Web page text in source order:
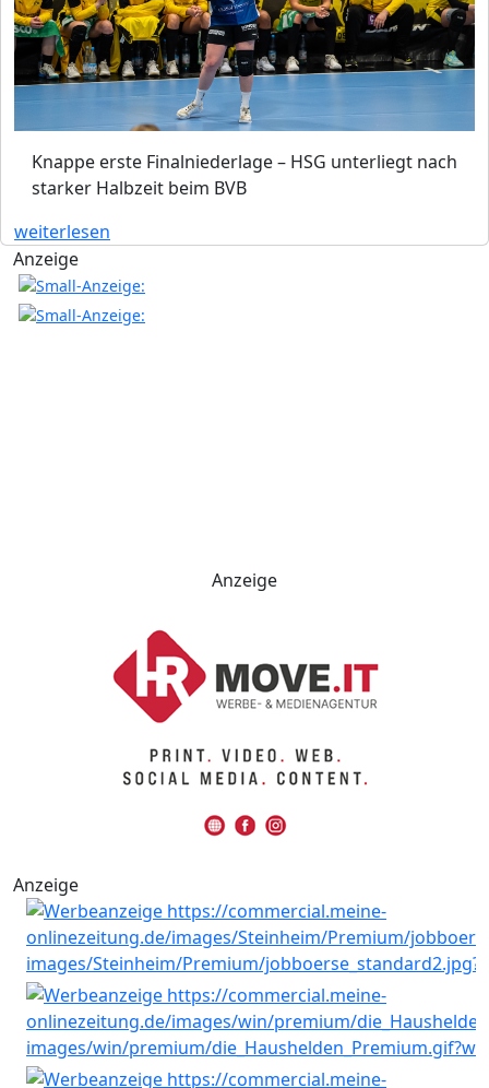
Knappe erste Finalniederlage – HSG unterliegt nach
starker Halbzeit beim BVB
weiterlesen
Anzeige
Anzeige
Anzeige